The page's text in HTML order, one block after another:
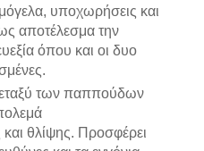
υποχωρήσεις και
αποτέλεσμα την
όπου και οι δυο
των παππούδων
και θλίψης. Προσφέρει